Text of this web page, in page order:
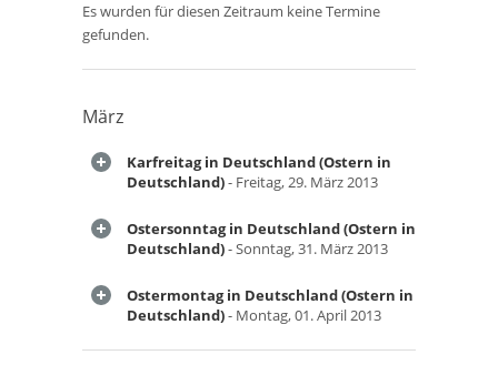
Es wurden für diesen Zeitraum keine Termine
gefunden.
März
Karfreitag in Deutschland (Ostern in
Deutschland)- Freitag, 29. März 2013
Ostersonntag in Deutschland (Ostern in
Deutschland)- Sonntag, 31. März 2013
Ostermontag in Deutschland (Ostern in
Deutschland)- Montag, 01. April 2013